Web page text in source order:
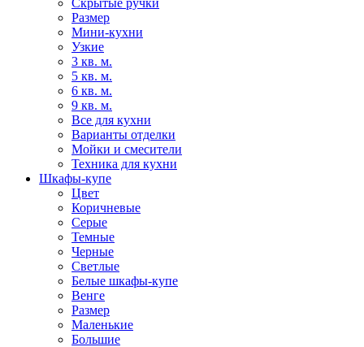
Скрытые ручки
Размер
Мини-кухни
Узкие
3 кв. м.
5 кв. м.
6 кв. м.
9 кв. м.
Все для кухни
Варианты отделки
Мойки и смесители
Техника для кухни
Шкафы-купе
Цвет
Коричневые
Серые
Темные
Черные
Светлые
Белые шкафы-купе
Венге
Размер
Маленькие
Большие